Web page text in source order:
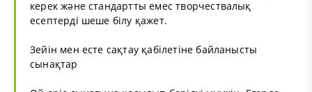
керек және стандартты емес творчествалық
есептерді шеше білу қажет.
Зейін мен есте сақтау қабілетіне байланысты
сынақтар